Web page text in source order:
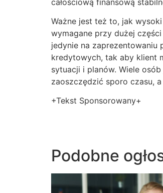
Ważne jest też to, jak
wymagane przy dużej
jedynie na
kredytowych, tak aby klient
sytuacji i planów. Wiele
zaoszczędzić sporo czasu,
+Tekst Sponsorowany+
Podobne